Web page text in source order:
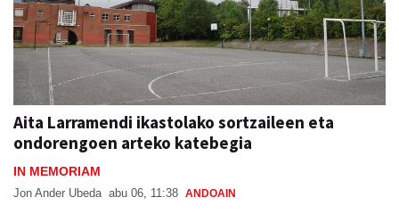
Aita Larramendi ikastolako sortzaileen eta
ondorengoen arteko katebegia
IN MEMORIAM
Jon Ander Ubeda abu 06, 11:38 ANDOAIN